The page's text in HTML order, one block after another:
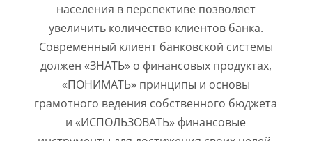
населения в перспективе позволяет
увеличить количество клиентов банка.
Современный клиент банковской системы
должен «ЗНАТЬ» о финансовых продуктах,
«ПОНИМАТЬ» принципы и основы
грамотного ведения собственного бюджета
и «ИСПОЛЬЗОВАТЬ» финансовые